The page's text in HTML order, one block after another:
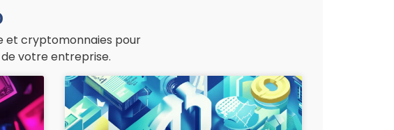
et cryptomonnaies pour
votre entreprise.